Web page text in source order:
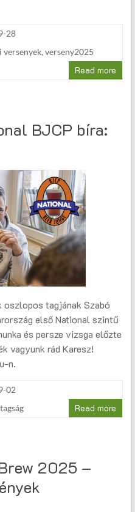
28
versenyek, verseny2025
Read more
BJCP bíra:
oszlopos tagjának Szabó
első National szintű
és persze vizsga előzte
vagyunk rád Karesz!
n.
02
Read more
Brew 2025 –